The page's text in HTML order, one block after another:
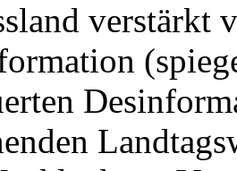
verstärkt